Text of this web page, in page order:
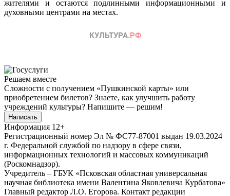
жителями и остаются подлинными информационными и
духовными центрами на местах.
Решаем вместе
Сложности с получением «Пушкинской карты» или
приобретением билетов? Знаете, как улучшить работу
учреждений культуры? Напишите — решим!
Написать
Информация 12+
Регистрационный номер Эл № ФС77-87001 выдан 19.03.2024
г. Федеральной службой по надзору в сфере связи,
информационных технологий и массовых коммуникаций
(Роскомнадзор).
Учредитель – ГБУК «Псковская областная универсальная
научная библиотека имени Валентина Яковлевича Курбатова»
Главный редактор Л.О. Егорова. Контакт редакции